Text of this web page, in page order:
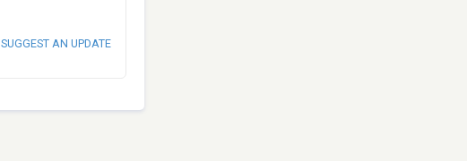
SUGGEST AN UPDATE